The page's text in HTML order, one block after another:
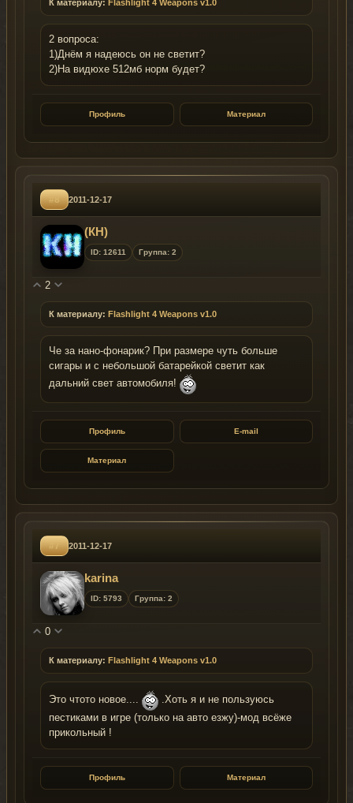
К материалу: Flashlight 4 Weapons v1.0
2 вопроса:
1)Днём я надеюсь он не светит?
2)На видюхе 512мб норм будет?
Профиль Материал
#8 2011-12-17
(КН)
ID: 12611 Группа: 2
2
К материалу: Flashlight 4 Weapons v1.0
Че за нано-фонарик? При размере чуть больше
сигары и с небольшой батарейкой светит как
дальний свет автомобиля!
Профиль E-mail
Материал
#7 2011-12-17
karina
ID: 5793 Группа: 2
0
К материалу: Flashlight 4 Weapons v1.0
Это чтото новое....
.Хоть я и не пользуюсь
пестиками в игре (только на авто езжу)-мод всёже
прикольный !
Профиль Материал